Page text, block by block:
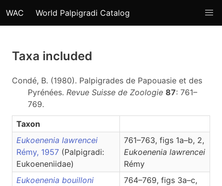
WAC World Palpigradi Catalog
Taxa included
Condé, B. (1980). Palpigrades de Papouasie et des
Pyrénées. Revue Suisse de Zoologie 87: 761–
769.
Taxon
Eukoenenia lawrencei
Rémy, 1957 (Palpigradi:
Eukoeneniidae)
761–763, figs 1a–b, 2,
Eukoenenia lawrencei
Rémy
Eukoenenia bouilloni
764–769, figs 3a–c,